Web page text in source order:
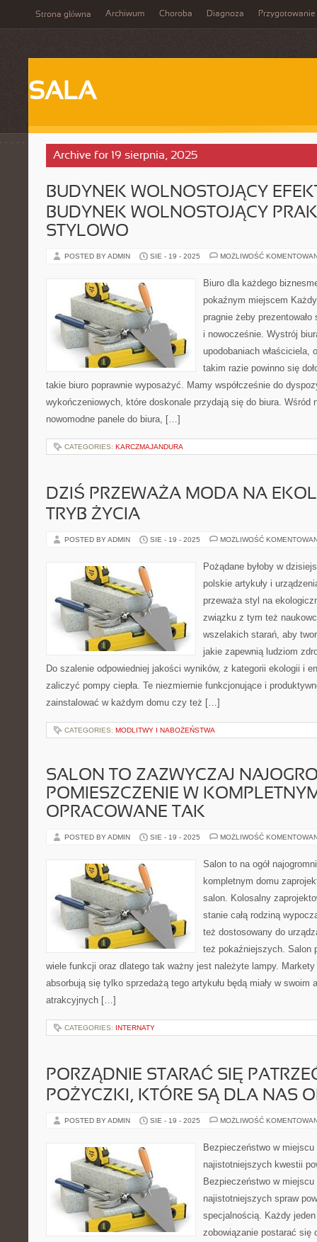
Strona główna Archiwum Choroba Diagnoza Przygotowanie
SALA
Archive for 19 sierpnia, 2025
BUDYNEK WOLNOSTOJĄCY
BUDYNEK WOLNOSTOJĄCY
STYLOWO
POSTED BY ADMIN SIE - 19 - 2025 MOŻLIWOŚĆ
Biuro dla każdego
pokaźnym miejscem
pragnie żeby
i nowocześnie. Wystrój
upodobaniach właściciela,
takim razie powinno się
takie biuro poprawnie wyposażyć. Mamy współcześnie do
wykończeniowych, które doskonale przydają się do biura. Wśród
nowomodne panele do biura, […]
CATEGORIES: KARCZMAJANDURA
DZIŚ PRZEWAŻA MODA NA
TRYB ŻYCIA
POSTED BY ADMIN SIE - 19 - 2025 MOŻLIWOŚĆ
Pożądane byłoby w
polskie artykuły i
przeważa styl na
związku z tym też
wszelakich starań, aby
jakie zapewnią ludziom
Do szalenie odpowiedniej jakości wyników, z kategorii ekologii i
zaliczyć pompy ciepła. Te niezmiernie funkcjonujące i
zainstalować w każdym domu czy też […]
CATEGORIES: MODLITWY I NABOŻEŃSTWA
SALON TO ZAZWYCZAJ
POMIESZCZENIE W
OPRACOWANE TAK
POSTED BY ADMIN SIE - 19 - 2025 MOŻLIWOŚĆ
Salon to na ogół
kompletnym domu
salon. Kolosalny
stanie całą rodziną
też dostosowany do
też pokaźniejszych. Salon
wiele funkcji oraz dlatego tak ważny jest należyte lampy.
absorbują się tylko sprzedażą tego artykułu będą miały w swoim
atrakcyjnych […]
CATEGORIES: INTERNATY
PORZĄDNIE STARAĆ SIĘ
POŻYCZKI, KTÓRE SĄ DLA NAS
POSTED BY ADMIN SIE - 19 - 2025 MOŻLIWOŚĆ
Bezpieczeństwo w
najistotniejszych kwestii
Bezpieczeństwo w
najistotniejszych spraw
specjalnością. Każdy
zobowiązanie postarać się